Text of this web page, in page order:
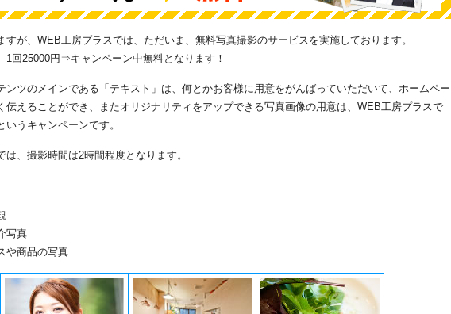
すが、WEB工房プラスでは、ただいま、無料写真撮影のサービスを実施しております。
1回25000円⇒キャンペーン中無料となります！
ンツのメインである「テキスト」は、何とかお客様に用意をがんばっていただいて、ホームペー
伝えることができ、またオリジナリティをアップできる写真画像の用意は、WEB工房プラスで
うキャンペーンです。
、撮影時間は2時間程度となります。
写真
や商品の写真